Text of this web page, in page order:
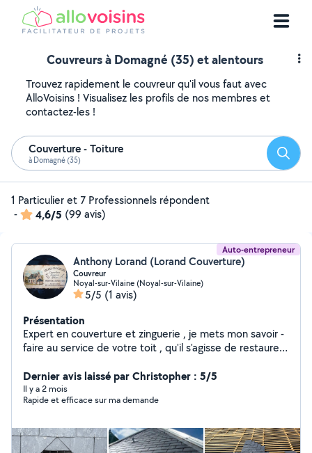
Couvreurs à Domagné (35) et alentours
Trouvez rapidement le couvreur qu'il vous faut avec
AlloVoisins ! Visualisez les profils de nos membres et
contactez-les !
Couverture - Toiture
à Domagné (35)
1 Particulier et 7 Professionnels répondent
-
4,6/5 (99 avis)
Auto-entrepreneur
Anthony Lorand (Lorand Couverture)
Couvreur
Noyal-sur-Vilaine (Noyal-sur-Vilaine)
5/5 (1 avis)
Présentation
Expert en couverture et zinguerie , je mets mon savoir -
faire au service de votre toit , qu'il s'agisse de restaurer
précision du joint debout. De la conception de projets
neufs à la rénovation technique , j'assure l'étanchéité et
l'esthétique de votre habitat avec des matériaux
d'allier technicité artisanale et finitions soignées pour
protéger votre patrimoine durablement .
Dernier avis laissé par Christopher : 5/5
Il y a 2 mois
Rapide et efficace sur ma demande